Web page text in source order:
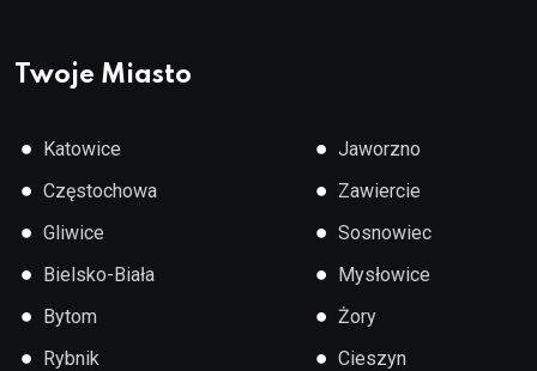
Twoje Miasto
● Katowice
● Częstochowa
● Gliwice
● Bielsko-Biała
● Bytom
● Rybnik
● Jaworzno
● Zawiercie
● Sosnowiec
● Mysłowice
● Żory
● Cieszyn